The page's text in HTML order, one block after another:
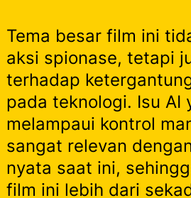
Tema besar film ini
aksi spionase, tetapi
terhadap
pada teknologi. Isu AI
melampaui kontrol
sangat relevan
nyata saat ini,
film ini lebih dari